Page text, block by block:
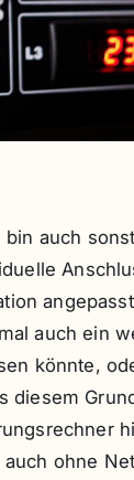
auch
auch ein
könnte,
diesem
ohne